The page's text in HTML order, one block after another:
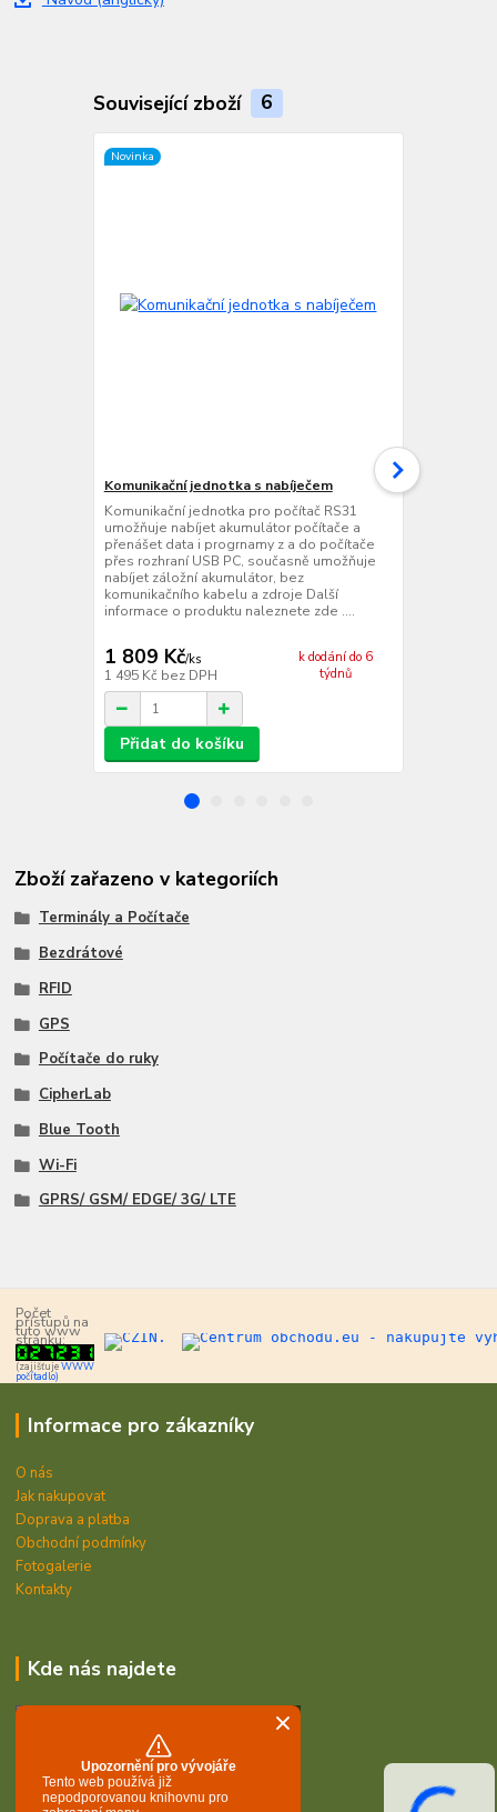
Související zboží 6
Novinka
Komunikační jednotka s nabíječem
Komunikační jednotka pro počítač RS31
umožňuje nabíjet akumulátor počítače a
přenášet data i progrnamy z a do počítače
přes rozhraní USB PC, současně umožňuje
nabíjet záložní akumulátor, bez
komunikačního kabelu a zdroje Další
informace o produktu naleznete zde ....
1 809 Kč/ks
1 495 Kč bez DPH
k dodání do 6
týdnů
Přidat do košíku
Cestovní
Zboží zařazeno v kategoriích
Terminály a Počítače
Bezdrátové
RFID
GPS
Počítače do ruky
CipherLab
Blue Tooth
Wi-Fi
GPRS/ GSM/ EDGE/ 3G/ LTE
Počet
přístupů na
tuto www
stránku:
(zajišťujeWWW
počítadlo)
Informace pro zákazníky
O nás
Jak nakupovat
Doprava a platba
Obchodní podmínky
Fotogalerie
Kontakty
Kde nás najdete